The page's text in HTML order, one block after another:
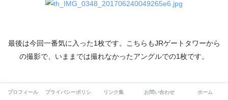
最後は今回一番気に入った1枚です。こちらもJRゲートタワーから
の撮影で、いままでは撮れなかったアングルでの1枚です。
プロフィール プライバシーポリシー リンク集 お問い合わせ ホーム